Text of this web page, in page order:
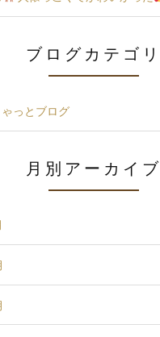
ブログカテゴリ
っとブログ
月別アーカイブ